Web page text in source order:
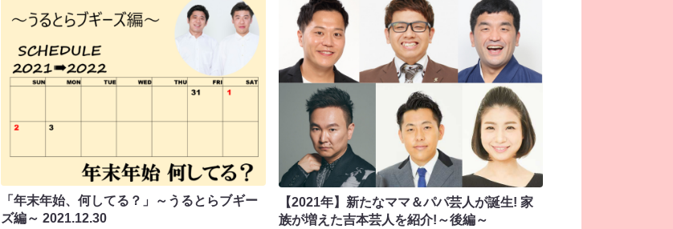
「年末年始、何してる？」～うるとらブギー
ズ編～2021.12.30
【2021年】新たなママ＆パパ芸人が誕生! 家
族が増えた吉本芸人を紹介!～後編～